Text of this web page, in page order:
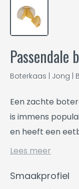
Passendale
Boterkaas | Jong |
Een zachte
is immens
en heeft een
Lees meer
Smaakprofiel